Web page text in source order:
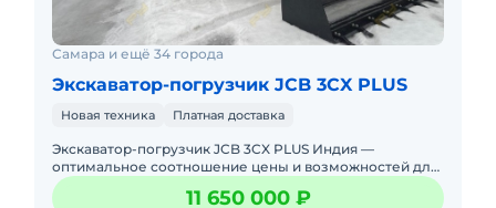
Самара и ещё 34 города
Экскаватор-погрузчик JCB 3CX PLUS
Новая техника Платная доставка
Экскаватор-погрузчик JCB 3CX PLUS Индия —
оптимальное соотношение цены и возможностей для
ежедневной работы! Новый. Можно в лизинг. Цена С
НДС.Полная доку
11 650 000 ₽